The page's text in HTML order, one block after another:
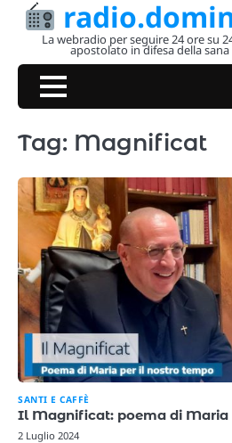
Skip
La webradio per seguire 24 ore su
apostolato in difesa della
Tag: Magnificat
SANTI E CAFFÈ
Il Magnificat: poema di Maria
2 Luglio 2024